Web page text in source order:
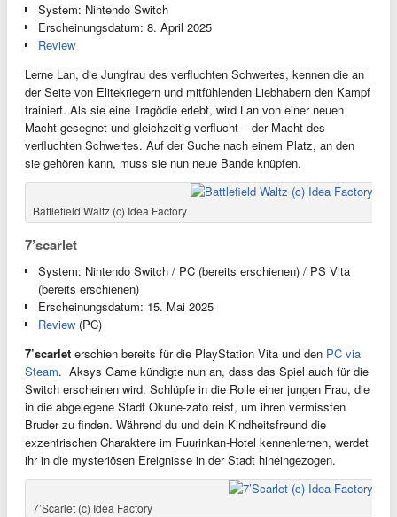
System: Nintendo Switch
Erscheinungsdatum: 8. April 2025
Review
Lerne Lan, die Jungfrau des verfluchten Schwertes, kennen die an
der Seite von Elitekriegern und mitfühlenden Liebhabern den Kampf
trainiert. Als sie eine Tragödie erlebt, wird Lan von einer neuen
Macht gesegnet und gleichzeitig verflucht – der Macht des
verfluchten Schwertes. Auf der Suche nach einem Platz, an den
sie gehören kann, muss sie nun neue Bande knüpfen.
Battlefield Waltz (c) Idea Factory
7’scarlet
System: Nintendo Switch / PC (bereits erschienen) / PS Vita
(bereits erschienen)
Erscheinungsdatum: 15. Mai 2025
Review (PC)
7’scarlet erschien bereits für die PlayStation Vita und den PC via
Steam. Aksys Game kündigte nun an, dass das Spiel auch für die
Switch erscheinen wird. Schlüpfe in die Rolle einer jungen Frau, die
in die abgelegene Stadt Okune-zato reist, um ihren vermissten
Bruder zu finden. Während du und dein Kindheitsfreund die
exzentrischen Charaktere im Fuurinkan-Hotel kennenlernen, werdet
ihr in die mysteriösen Ereignisse in der Stadt hineingezogen.
7’Scarlet (c) Idea Factory